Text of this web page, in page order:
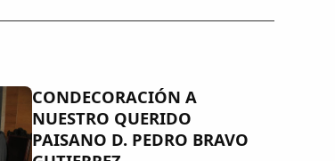
CONDECORACIÓN A
NUESTRO QUERIDO
PAISANO D. PEDRO BRAVO